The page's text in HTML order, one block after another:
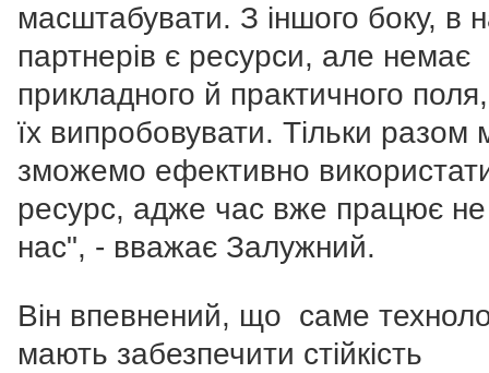
масштабувати. З іншого боку, в
партнерів є ресурси, але немає
прикладного й практичного
їх випробовувати. Тільки разом
зможемо ефективно
ресурс, адже час вже працює
нас", - вважає Залужний.
Він впевнений, що саме
мають забезпечити стійкість